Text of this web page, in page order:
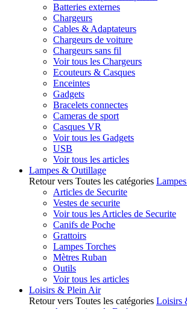
Batteries externes
Chargeurs
Cables & Adaptateurs
Chargeurs de voiture
Chargeurs sans fil
Voir tous les Chargeurs
Ecouteurs & Casques
Enceintes
Gadgets
Bracelets connectes
Cameras de sport
Casques VR
Voir tous les Gadgets
USB
Voir tous les articles
Lampes & Outillage
Retour vers Toutes les catégories
Articles de Securite
Vestes de securite
Voir tous les Articles de Securite
Canifs de Poche
Grattoirs
Lampes Torches
Mètres Ruban
Outils
Voir tous les articles
Loisirs & Plein Air
Retour vers Toutes les catégories Loisirs